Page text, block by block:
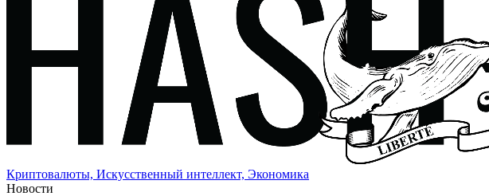
Криптовалюты, Искусственный интеллект, Экономика
Новости